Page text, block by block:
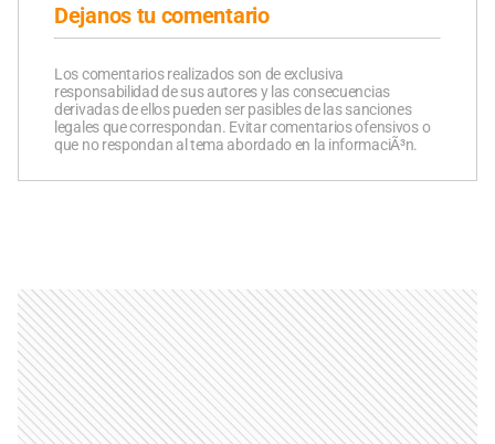
Dejanos tu comentario
Los comentarios realizados son de exclusiva
responsabilidad de sus autores y las consecuencias
derivadas de ellos pueden ser pasibles de las sanciones
legales que correspondan. Evitar comentarios ofensivos o
que no respondan al tema abordado en la informaciÃ³n.